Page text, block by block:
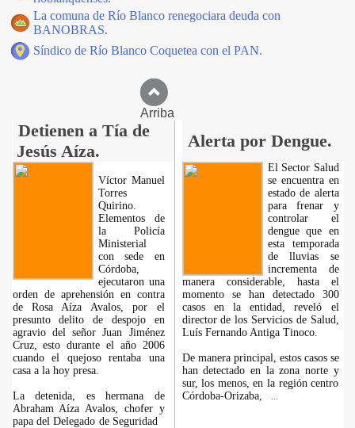
La comuna de Río Blanco renegociara deuda con
BANOBRAS.
Síndico de Río Blanco Coquetea con el PAN.
Arriba
Detienen a Tía de
Jesús Aíza.
Alerta por Dengue.
Víctor Manuel
Torres
Quirino.
Elementos de
la Policía
Ministerial
con sede en
Córdoba,
ejecutaron una
orden de aprehensión en contra
de Rosa Aíza Avalos, por el
presunto delito de despojo en
agravio del señor Juan Jiménez
Cruz, esto durante el año 2006
cuando el quejoso rentaba una
casa a la hoy presa.
La detenida, es hermana de
Abraham Aíza Avalos, chofer y
papa del Delegado de Seguridad
El Sector Salud
se encuentra en
estado de alerta
para frenar y
controlar el
dengue que en
esta temporada
de lluvias se
incrementa de
manera considerable, hasta el
momento se han detectado 300
casos en la entidad, reveló el
director de los Servicios de Salud,
Luís Fernando Antiga Tinoco.
De manera principal, estos casos se
han detectado en la zona norte y
sur, los menos, en la región centro
Córdoba-Orizaba,